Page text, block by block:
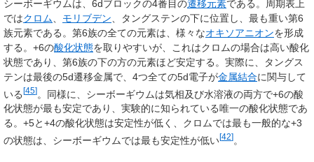
シーボーギウムは、6dブロックの4番目の遷移元素である。周期表上
ではクロム モリブデン 、タングステンの下に位置し、最も重い第6
族元素である。第6族の全ての元素は、様々なオキソアニオンを形成
する。+6の酸化状態を取りやすいが、これはクロムの場合は高い酸化
状態であり、第6族の下の方の元素ほど安定する。実際に、タングス
テンは最後の5d遷移金属で、4つ全ての5d電子が金属結合に関与して
いる[45]。同様に、シーボーギウムは気相及び水溶液の両方で+6の酸
化状態が最も安定であり、実験的に知られている唯一の酸化状態であ
る。+5と+4の酸化状態は安定性が低く、クロムでは最も一般的な+3
の状態は、シーボーギウムでは最も安定性が低い[42] 。